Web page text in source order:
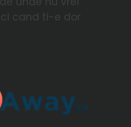
cand ti-e dor